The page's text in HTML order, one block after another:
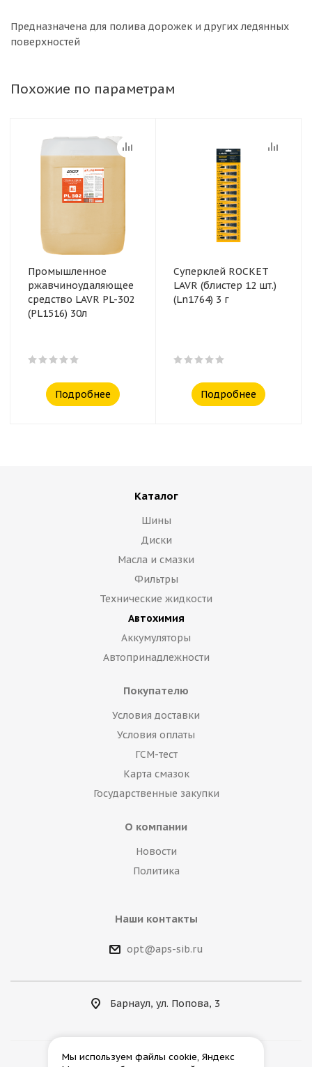
Предназначена для полива дорожек и других ледянных
поверхностей
Похожие по параметрам
Промышленное
ржавчиноудаляющее
средство LAVR PL-302
(PL1516) 30л
Подробнее
Суперклей ROCKET
LAVR (блистер 12 шт.)
(Ln1764) 3 г
Подробнее
Каталог
Шины
Диски
Масла и смазки
Фильтры
Технические жидкости
Автохимия
Аккумуляторы
Автопринадлежности
Покупателю
Условия доставки
Условия оплаты
ГСМ-тест
Карта смазок
Государственные закупки
О компании
Новости
Политика
Наши контакты
opt@aps-sib.ru
Барнаул, ул. Попова, 3
Мы используем файлы cookie, Яндекс